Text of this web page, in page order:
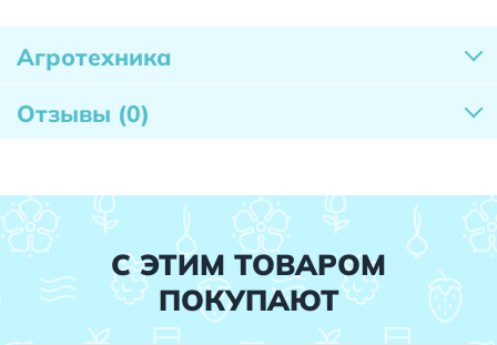
Агротехника
Отзывы (0)
С ЭТИМ ТОВАРОМ
ПОКУПАЮТ